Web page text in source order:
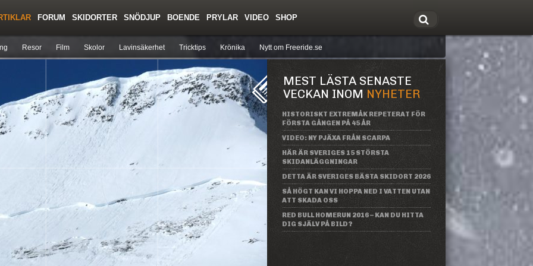
Resor Film Skolor Lavinsäkerhet Tricktips Krönika Nytt om Freeride.se
FORUM SKIDORTER SNÖDJUP BOENDE PRYLAR VIDEO SHOP
MEST LÄSTA SENASTE
VECKAN INOM NYHETER
HISTORISKT EXTREMÅK REPETERAT FÖR
FÖRSTA GÅNGEN PÅ 45 ÅR
VIDEO: NY PJÄXA FRÅN SCARPA
HÄR ÄR SVERIGES 15 STÖRSTA
SKIDANLÄGGNINGAR
DETTA ÄR SVERIGES BÄSTA SKIDORT 2026
SÅ HÖGT KAN VI HOPPA NED I VATTEN UTAN
ATT SKADA OSS
RED BULL HOMERUN 2016 – KAN DU HITTA
DIG SJÄLV PÅ BILD?